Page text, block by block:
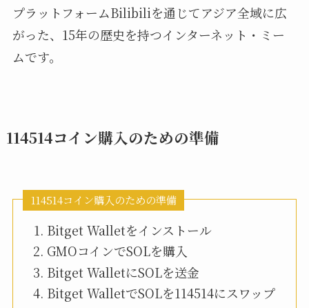
プラットフォームBilibiliを通じてアジア全域に広
がった、15年の歴史を持つインターネット・ミー
ムです。
114514コイン購入のための準備
114514コイン購入のための準備
Bitget Walletをインストール
GMOコインでSOLを購入
Bitget WalletにSOLを送金
Bitget WalletでSOLを114514にスワップ